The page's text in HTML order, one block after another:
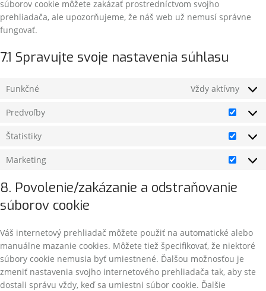
súborov cookie môžete zakázať prostredníctvom svojho
prehliadača, ale upozorňujeme, že náš web už nemusí správne
fungovať.
7.1 Spravujte svoje nastavenia súhlasu
Funkčné Vždy aktívny
Predvoľby
Štatistiky
Marketing
8. Povolenie/zakázanie a odstraňovanie
súborov cookie
Váš internetový prehliadač môžete použiť na automatické alebo
manuálne mazanie cookies. Môžete tiež špecifikovať, že niektoré
súbory cookie nemusia byť umiestnené. Ďalšou možnosťou je
zmeniť nastavenia svojho internetového prehliadača tak, aby ste
dostali správu vždy, keď sa umiestni súbor cookie. Ďalšie